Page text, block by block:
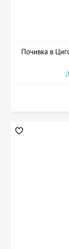
Почивка в